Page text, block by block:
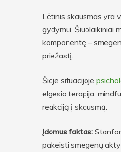
Lėtinis skausmas yra
gydymui. Šiuolaikiniai
komponentę –
priežastį.
Šioje situacijoje
elgesio terapija,
reakciją į skausmą.
Įdomus faktas:
pakeisti smegenų